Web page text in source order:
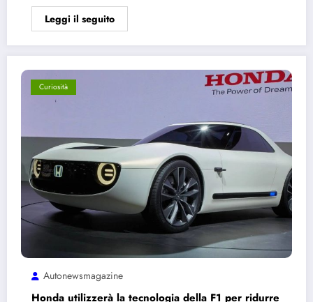
Leggi il seguito
Curiosità
Autonewsmagazine
Honda utilizzerà la tecnologia della F1 per ridurre